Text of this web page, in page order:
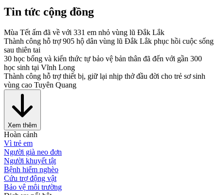
Tin tức cộng đồng
Mùa Tết ấm đã về với 331 em nhỏ vùng lũ Đắk Lắk
Thành công hỗ trợ 905 hộ dân vùng lũ Đắk Lắk phục hồi cuộc sống
sau thiên tai
30 học bổng và kiến thức tự bảo vệ bản thân đã đến với gần 300
học sinh tại Vĩnh Long
Thành công hỗ trợ thiết bị, giữ lại nhịp thở đầu đời cho trẻ sơ sinh
vùng cao Tuyên Quang
Xem thêm
Hoàn cảnh
Vì trẻ em
Người già neo đơn
Người khuyết tật
Bệnh hiểm nghèo
Cứu trợ động vật
Bảo vệ môi trường